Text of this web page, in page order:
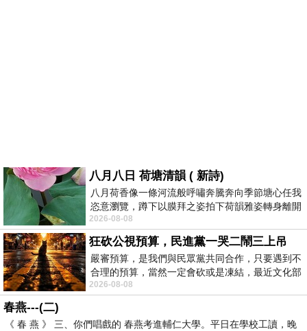
八月八日 荷塘清韻 ( 新詩)
八月荷香像一條河流般呼嘯奔騰奔向季節塘心任我
恣意瀏覽，蹲下以膜拜之姿拍下荷韻雅姿轉身離開
時我把美麗的遐想掛在亭亭葉柄上盼望
2026-08-08
狂砍公視預算，民進黨一哭二鬧三上吊
嚴審預算，是我們與民眾黨共同合作，只要遇到不
合理的預算，當然一定會砍或是凍結，最近文化部
要編列公視和Taiwan plus預算，在110年
2026-08-08
春燕---(二)
《 春 燕 》 三、你們唱戲的 春燕考進輔仁大學。平日在學校工讀，晚